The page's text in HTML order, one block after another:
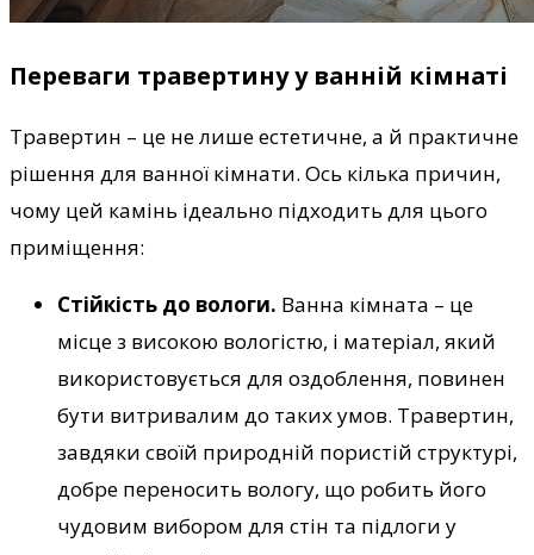
Переваги травертину у ванній кімнаті
Травертин – це не лише естетичне, а й практичне
рішення для ванної кімнати. Ось кілька причин,
чому цей камінь ідеально підходить для цього
приміщення:
Стійкість до вологи. Ванна кімната – це
місце з високою вологістю, і матеріал, який
використовується для оздоблення, повинен
бути витривалим до таких умов. Травертин,
завдяки своїй природній пористій структурі,
добре переносить вологу, що робить його
чудовим вибором для стін та підлоги у